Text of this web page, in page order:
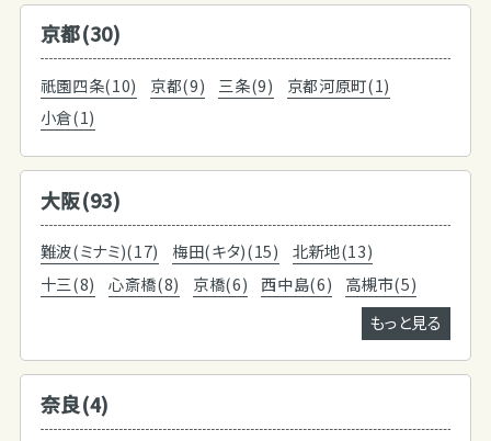
京都(30)
祇園四条(10) 京都(9) 三条(9)
京都河原町(1)
小倉(1)
大阪(93)
難波(ミナミ)(17) 梅田(キタ)(15)
北新地(13)
十三(8)
心斎橋(8) 京橋(6) 西中島(6)
高槻市(5)
もっと見る
奈良(4)